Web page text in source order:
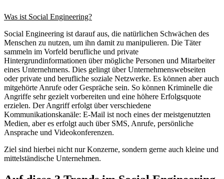
Was ist Social Engineering?
Social Engineering ist darauf aus, die natürlichen Schwächen des
Menschen zu nutzen, um ihn damit zu manipulieren. Die Täter
sammeln im Vorfeld berufliche und private
Hintergrundinformationen über mögliche Personen und Mitarbeiter
eines Unternehmens. Dies gelingt über Unternehmenswebseiten
oder private und berufliche soziale Netzwerke. Es können aber auch
mitgehörte Anrufe oder Gespräche sein. So können Kriminelle die
Angriffe sehr gezielt vorbereiten und eine höhere Erfolgsquote
erzielen. Der Angriff erfolgt über verschiedene
Kommunikationskanäle: E-Mail ist noch eines der meistgenutzten
Medien, aber es erfolgt auch über SMS, Anrufe, persönliche
Ansprache und Videokonferenzen.
Ziel sind hierbei nicht nur Konzerne, sondern gerne auch kleine und
mittelständische Unternehmen.